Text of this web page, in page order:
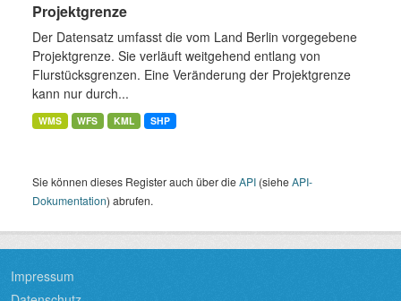
Projektgrenze
Der Datensatz umfasst die vom Land Berlin vorgegebene
Projektgrenze. Sie verläuft weitgehend entlang von
Flurstücksgrenzen. Eine Veränderung der Projektgrenze
kann nur durch...
WMS WFS KML SHP
Sie können dieses Register auch über dieAPI (sieheAPI-
Dokumentation) abrufen.
Impressum